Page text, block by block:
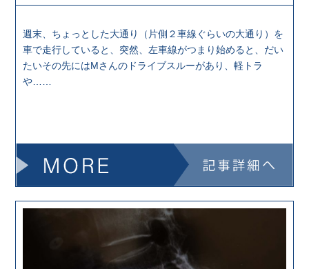
週末、ちょっとした大通り（片側２車線ぐらいの大通り）を
車で走行していると、突然、左車線がつまり始めると、だい
たいその先にはMさんのドライブスルーがあり、軽トラ
や……